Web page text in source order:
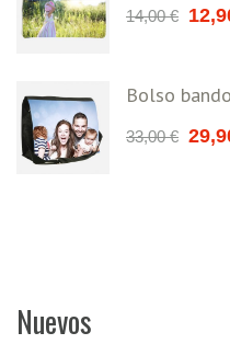
14,00€
Bolso
33,00€
Nuevos